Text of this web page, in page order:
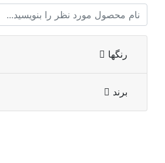
رنگها
برند